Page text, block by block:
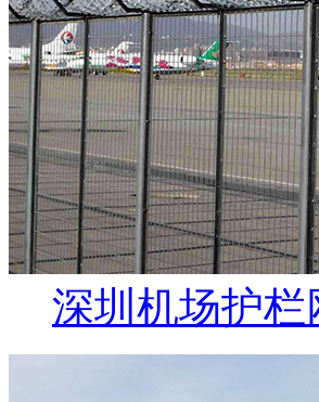
深圳机场护栏